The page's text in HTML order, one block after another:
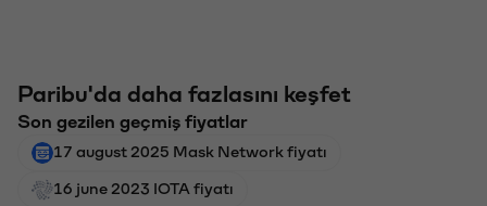
Paribu'da daha fazlasını keşfet
Son gezilen geçmiş fiyatlar
17 august 2025 Mask Network fiyatı
16 june 2023 IOTA fiyatı